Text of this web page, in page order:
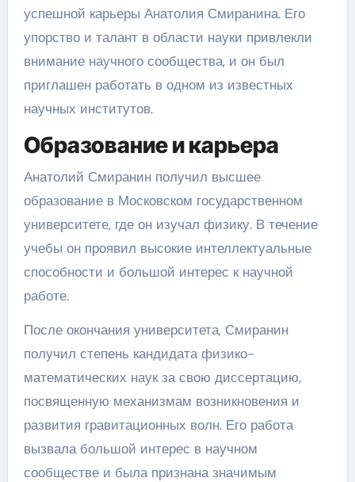
успешной карьеры Анатолия Смиранина. Его
упорство и талант в области науки привлекли
внимание научного сообщества, и он был
приглашен работать в одном из известных
научных институтов.
Образование и карьера
Анатолий Смиранин получил высшее
образование в Московском государственном
университете, где он изучал физику. В течение
учебы он проявил высокие интеллектуальные
способности и большой интерес к научной
работе.
После окончания университета, Смиранин
получил степень кандидата физико-
математических наук за свою диссертацию,
посвященную механизмам возникновения и
развития гравитационных волн. Его работа
вызвала большой интерес в научном
сообществе и была признана значимым